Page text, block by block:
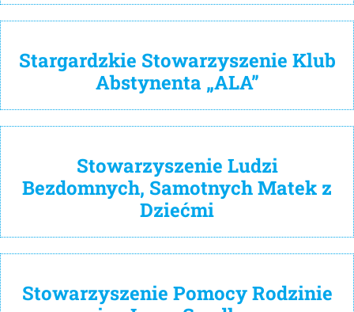
Stargardzkie Stowarzyszenie Klub
Abstynenta „ALA”
Stowarzyszenie Ludzi
Bezdomnych, Samotnych Matek z
Dziećmi
Stowarzyszenie Pomocy Rodzinie